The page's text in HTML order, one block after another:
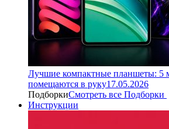
Лучшие компактные планшеты: 5
помещаются в руку17.05.2026
ПодборкиСмотреть все Подборки
Инструкции